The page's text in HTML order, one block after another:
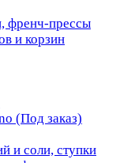
френч-прессы
и корзин
(Под заказ)
и соли, ступки